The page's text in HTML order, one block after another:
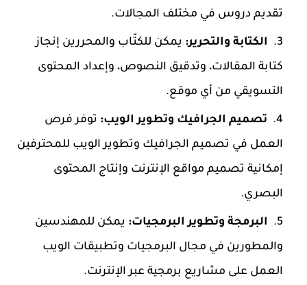
تقديم دروس في مختلف المجالات.
الكتابة والتحرير: يمكن للكتّاب والمحررين إنجاز
كتابة المقالات، وتدقيق النصوص، وإعداد المحتوى
التسويقي من أي موقع.
تصميم الجرافيك وتطوير الويب: توفر فرص
العمل في تصميم الجرافيك وتطوير الويب للمحترفين
إمكانية تصميم مواقع الإنترنت وإنتاج المحتوى
البصري.
البرمجة وتطوير البرمجيات: يمكن للمهندسين
والمطورين في مجال البرمجيات وتطبيقات الويب
العمل على مشاريع برمجية عبر الإنترنت.